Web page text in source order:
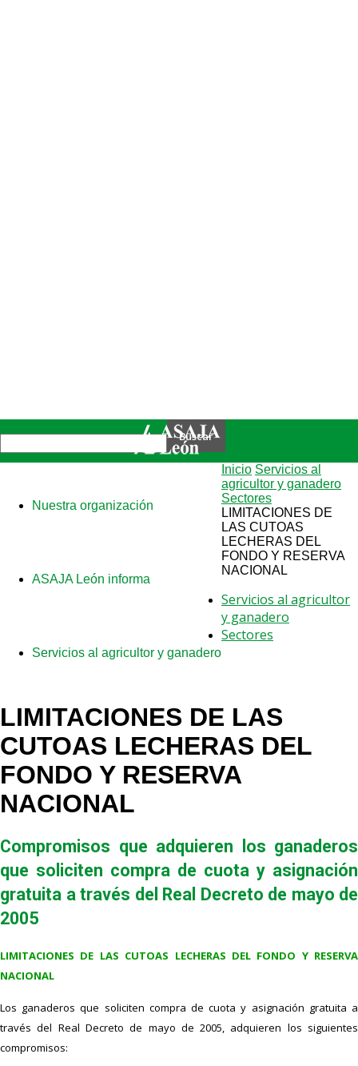
Nuestra organización
ASAJA León informa
Servicios al agricultor y ganadero
Inicio Servicios al
agricultor y ganadero
Sectores
LIMITACIONES DE
LAS CUTOAS
LECHERAS DEL
FONDO Y RESERVA
NACIONAL
Servicios al agricultor
y ganadero
Sectores
LIMITACIONES DE LAS
CUTOAS LECHERAS DEL
FONDO Y RESERVA
NACIONAL
Compromisos que adquieren los ganaderos
que soliciten compra de cuota y asignación
gratuita a través del Real Decreto de mayo de
2005
LIMITACIONES DE LAS CUTOAS LECHERAS DEL FONDO Y RESERVA
NACIONAL
Los ganaderos que soliciten compra de cuota y asignación gratuita a
través del Real Decreto de mayo de 2005, adquieren los siguientes
compromisos: